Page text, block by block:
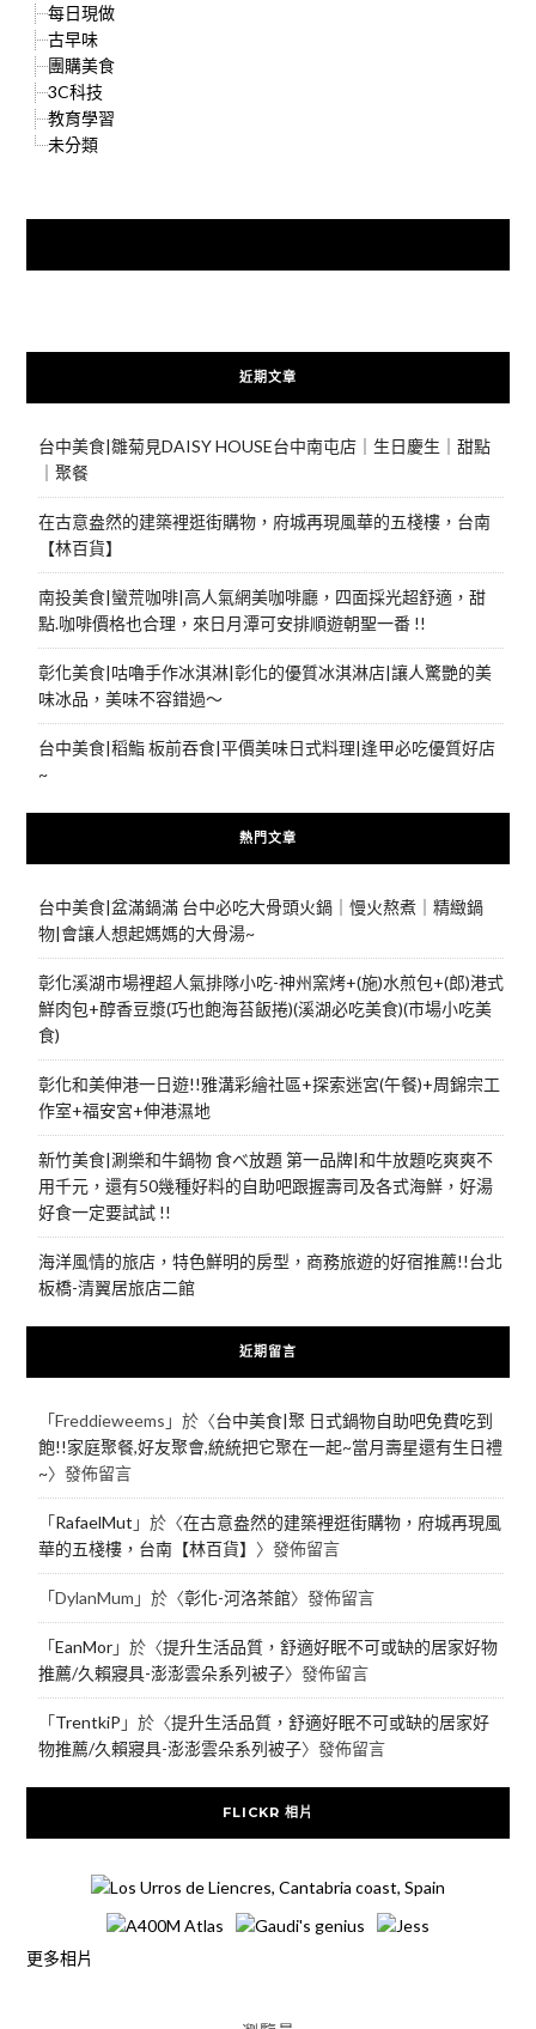
每日現做
古早味
團購美食
3C科技
教育學習
未分類
近期文章
台中美食|雛菊見DAISY HOUSE台中南屯店｜生日慶生｜甜點
｜聚餐
在古意盎然的建築裡逛街購物，府城再現風華的五棧樓，台南
【林百貨】
南投美食|蠻荒咖啡|高人氣網美咖啡廳，四面採光超舒適，甜
點.咖啡價格也合理，來日月潭可安排順遊朝聖一番 !!
彰化美食|咕嚕手作冰淇淋|彰化的優質冰淇淋店|讓人驚艷的美
味冰品，美味不容錯過～
台中美食|稻鮨 板前吞食|平價美味日式料理|逢甲必吃優質好店
~
熱門文章
台中美食|盆滿鍋滿 台中必吃大骨頭火鍋｜慢火熬煮｜精緻鍋
物|會讓人想起媽媽的大骨湯~
彰化溪湖市場裡超人氣排隊小吃-神州窯烤+(施)水煎包+(郎)港式
鮮肉包+醇香豆漿(巧也飽海苔飯捲)(溪湖必吃美食)(市場小吃美
食)
彰化和美伸港一日遊!!雅溝彩繪社區+探索迷宮(午餐)+周錦宗工
作室+福安宮+伸港濕地
新竹美食|涮樂和牛鍋物 食べ放題 第一品牌|和牛放題吃爽爽不
用千元，還有50幾種好料的自助吧跟握壽司及各式海鮮，好湯
好食一定要試試 !!
海洋風情的旅店，特色鮮明的房型，商務旅遊的好宿推薦!!台北
板橋-清翼居旅店二館
近期留言
「Freddieweems 」於〈台中美食|聚 日式鍋物自助吧免費吃到
飽!!家庭聚餐,好友聚會,統統把它聚在一起~當月壽星還有生日禮
~〉發佈留言
「RafaelMut 」於〈在古意盎然的建築裡逛街購物，府城再現風
華的五棧樓，台南【林百貨】 〉發佈留言
「DylanMum 」於〈彰化-河洛茶館〉發佈留言
「EanMor」於〈提升生活品質，舒適好眠不可或缺的居家好物
推薦/久賴寢具-澎澎雲朵系列被子〉發佈留言
「TrentkiP 」於〈提升生活品質，舒適好眠不可或缺的居家好
物推薦/久賴寢具-澎澎雲朵系列被子〉發佈留言
FLICKR 相片
更多相片